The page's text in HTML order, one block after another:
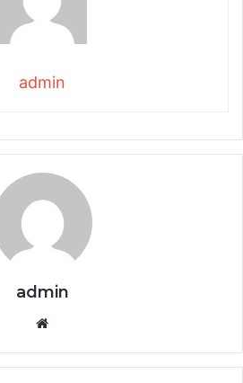
admin
admin